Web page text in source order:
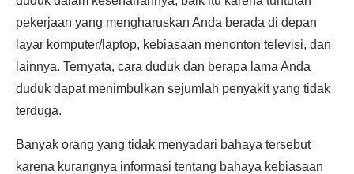
pekerjaan yang mengharuskan Anda berada di depan
layar komputer/laptop, kebiasaan menonton televisi, dan
lainnya. Ternyata, cara duduk dan berapa lama Anda
duduk dapat menimbulkan sejumlah penyakit yang tidak
terduga.
Banyak orang yang tidak menyadari bahaya tersebut
karena kurangnya informasi tentang bahaya kebiasaan